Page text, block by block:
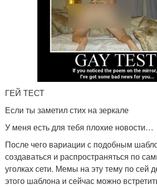
ГЕЙ ТЕСТ
Если ты заметил стих на зеркале
У меня есть для тебя плохие новости…
После чего вариации с подобным
создаваться и распространяться по
уголках сети. Мемы на эту тему по сей
этого шаблона и сейчас можно